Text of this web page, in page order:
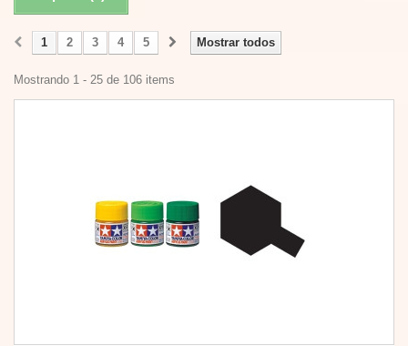
Mostrar todos
1 2 3 4 5
Mostrando 1 - 25 de 106 items